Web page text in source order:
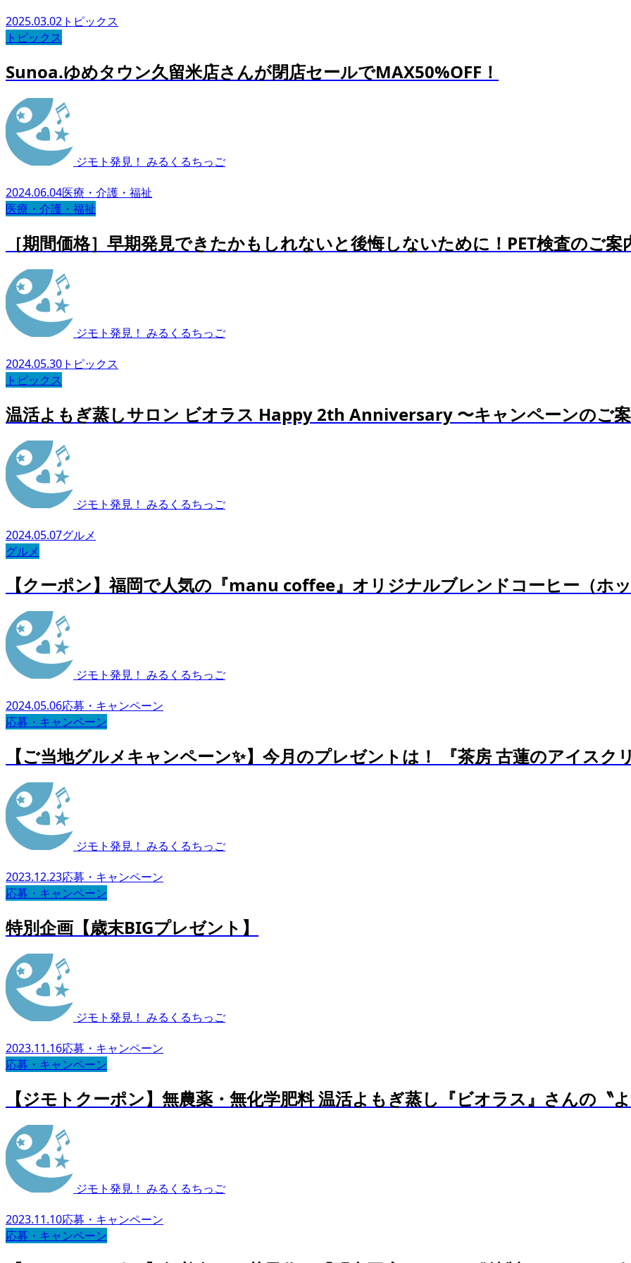
2025.03.02 トピックス
トピックス
Sunoa.ゆめタウン久留米店さんが閉店セールでMAX50%OFF！
ジモト発見！ みるくるちっご
2024.06.04医療・介護・福祉
医療・介護・福祉
［期間価格］早期発見できたかもしれないと後悔しないために！PET検査のご案
ジモト発見！ みるくるちっご
2024.05.30 トピックス
トピックス
温活よもぎ蒸しサロン ビオラス Happy 2th Anniversary 〜キャンペーンのご
ジモト発見！ みるくるちっご
2024.05.07グルメ
グルメ
【クーポン】福岡で人気の『manu coffee』オリジナルブレンドコーヒー（ホ
ジモト発見！ みるくるちっご
2024.05.06応募・キャンペーン
応募・キャンペーン
【ご当地グルメキャンペーン✨】今月のプレゼントは！ 『茶房 古蓮のアイスク
ジモト発見！ みるくるちっご
2023.12.23応募・キャンペーン
応募・キャンペーン
特別企画【歳末BIGプレゼント】
ジモト発見！ みるくるちっご
2023.11.16応募・キャンペーン
応募・キャンペーン
【ジモトクーポン】無農薬・無化学肥料 温活よもぎ蒸し『ビオラス』さんの〝
ジモト発見！ みるくるちっご
2023.11.10応募・キャンペーン
応募・キャンペーン